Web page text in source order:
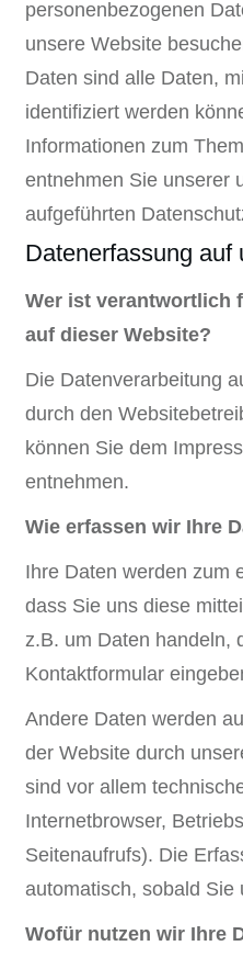
personenbezogenen
unsere Website
Daten sind alle Daten,
identifiziert werden
Informationen zum
entnehmen Sie unserer
aufgeführten
Datenerfassung auf
Wer ist verantwortlich
auf dieser Website?
Die Datenverarbeitung
durch den
können Sie dem
entnehmen.
Wie erfassen wir Ihre
Ihre Daten werden zum
dass Sie uns diese
z.B. um Daten handeln,
Kontaktformular
Andere Daten werden
der Website durch
sind vor allem
Internetbrowser,
Seitenaufrufs). Die
automatisch, sobald Sie
Wofür nutzen wir Ihre